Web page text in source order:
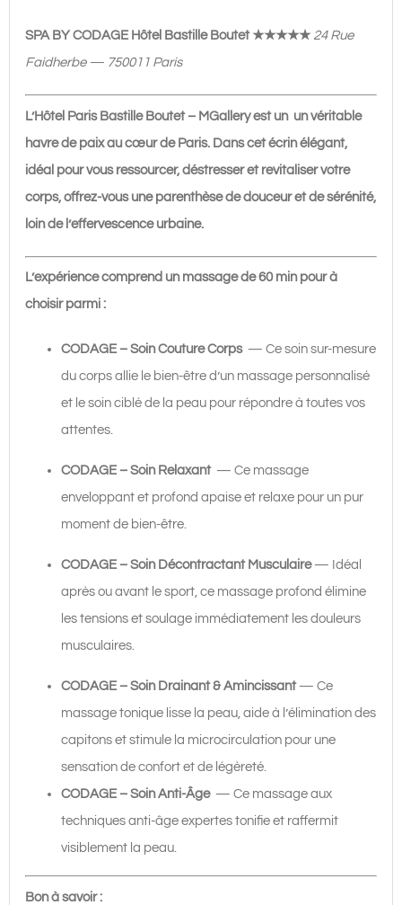
spa
60'
190€
SPA BY CODAGE Hôtel Bastille Boutet ★★★★★ 24 Rue
Faidherbe — 750011 Paris
L’Hôtel Paris Bastille Boutet – MGallery est un un véritable
havre de paix au cœur de Paris. Dans cet écrin élégant,
idéal pour vous ressourcer, déstresser et revitaliser votre
corps, offrez-vous une parenthèse de douceur et de sérénité,
loin de l’effervescence urbaine.
L’expérience comprend un massage de 60 min pour à
choisir parmi :
CODAGE – Soin Couture Corps— Ce soin sur-mesure
du corps allie le bien-être d’un massage personnalisé
et le soin ciblé de la peau pour répondre à toutes vos
attentes.
CODAGE – Soin Relaxant— Ce massage
enveloppant et profond apaise et relaxe pour un pur
moment de bien-être.
CODAGE – Soin Décontractant Musculaire— Idéal
après ou avant le sport, ce massage profond élimine
les tensions et soulage immédiatement les douleurs
musculaires.
CODAGE – Soin Drainant & Amincissant — Ce
massage tonique lisse la peau, aide à l’élimination des
capitons et stimule la microcirculation pour une
sensation de confort et de légèreté.
CODAGE – Soin Anti-Âge — Ce massage aux
techniques anti-âge expertes tonifie et raffermit
visiblement la peau.
Bon à savoir :